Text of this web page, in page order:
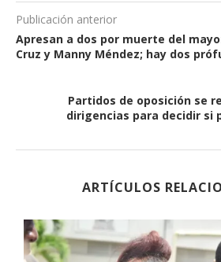
Publicación anterior
Apresan a dos por muerte del
Cruz y Manny Méndez; hay dos
Partidos de oposición se
dirigencias para decidir si
ARTÍCULOS